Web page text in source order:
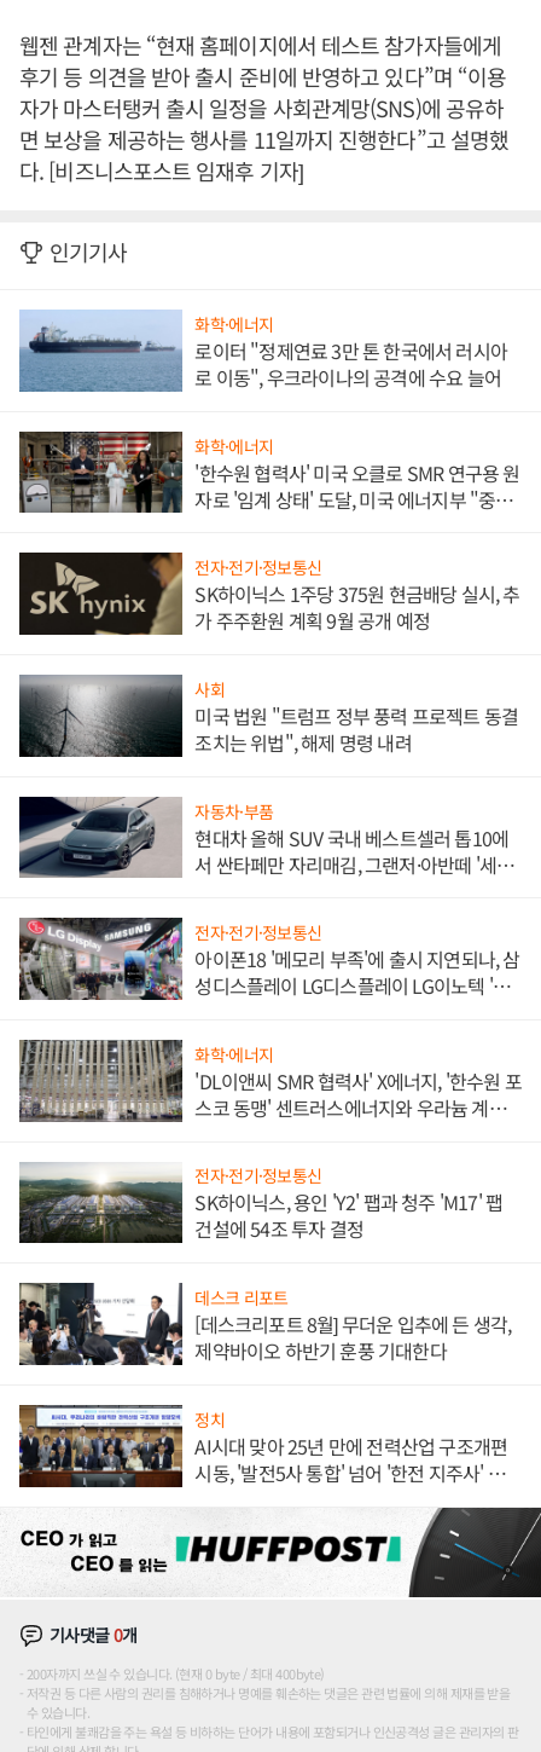
웹젠 관계자는 “현재 홈페이지에서 테스트 참가자들에게
후기 등 의견을 받아 출시 준비에 반영하고 있다”며 “이용
자가 마스터탱커 출시 일정을 사회관계망(SNS)에 공유하
면 보상을 제공하는 행사를 11일까지 진행한다”고 설명했
다. [비즈니스포스트 임재후 기자]
인기기사
화학·에너지
로이터 "정제연료 3만 톤 한국에서 러시아
로 이동", 우크라이나의 공격에 수요 늘어
화학·에너지
'한수원 협력사' 미국 오클로 SMR 연구용 원
자로 '임계 상태' 도달, 미국 에너지부 "중요
전자·전기·정보통신
SK하이닉스 1주당 375원 현금배당 실시, 추
가 주주환원 계획 9월 공개 예정
사회
미국 법원 "트럼프 정부 풍력 프로젝트 동결
조치는 위법", 해제 명령 내려
자동차·부품
현대차 올해 SUV 국내 베스트셀러 톱10에
서 싼타페만 자리매김, 그랜저·아반떼 '세단
전자·전기·정보통신
아이폰18 '메모리 부족'에 출시 지연되나, 삼
성디스플레이 LG디스플레이 LG이노텍 '탈
화학·에너지
'DL이앤씨 SMR 협력사' X에너지, '한수원 포
스코 동맹' 센트러스에너지와 우라늄 계약
전자·전기·정보통신
SK하이닉스, 용인 'Y2' 팹과 청주 'M17' 팹
건설에 54조 투자 결정
데스크 리포트
[데스크리포트 8월] 무더운 입추에 든 생각,
제약바이오 하반기 훈풍 기대한다
정치
AI시대 맞아 25년 만에 전력산업 구조개편
시동, '발전5사 통합' 넘어 '한전 지주사' 재편
기사댓글0개
200자까지 쓰실 수 있습니다. (현재 0 byte / 최대 400byte)
저작권 등 다른 사람의 권리를 침해하거나 명예를 훼손하는 댓글은 관련 법률에 의해 제재를 받을
수 있습니다.
타인에게 불쾌감을 주는 욕설 등 비하하는 단어가 내용에 포함되거나 인신공격성 글은 관리자의 판